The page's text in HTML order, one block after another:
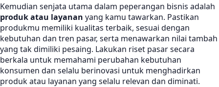
Kemudian senjata utama dalam peperangan bisnis adalah
produk atau layanan yang kamu tawarkan. Pastikan
produkmu memiliki kualitas terbaik, sesuai dengan
kebutuhan dan tren pasar, serta menawarkan nilai tambah
yang tak dimiliki pesaing. Lakukan riset pasar secara
berkala untuk memahami perubahan kebutuhan
konsumen dan selalu berinovasi untuk menghadirkan
produk atau layanan yang selalu relevan dan diminati.